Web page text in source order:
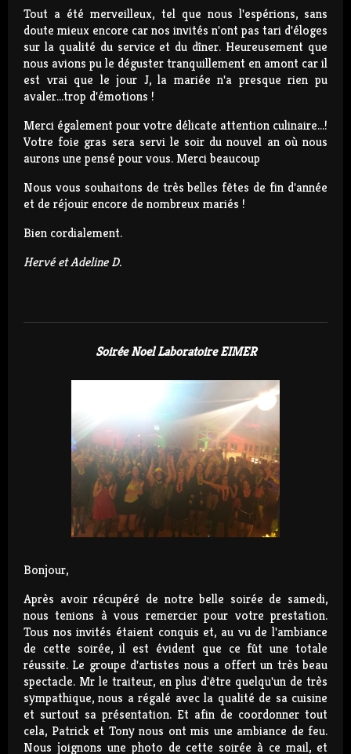
Tout a été merveilleux, tel que nous l'espérions, sans
doute mieux encore car nos invités n'ont pas tari d'éloges
sur la qualité du service et du dîner. Heureusement que
nous avions pu le déguster tranquillement en amont car il
est vrai que le jour J, la mariée n'a presque rien pu
avaler...trop d'émotions !
Merci également pour votre délicate attention culinaire...!
Votre foie gras sera servi le soir du nouvel an où nous
aurons une pensé pour vous. Merci beaucoup
Nous vous souhaitons de très belles fêtes de fin d'année
et de réjouir encore de nombreux mariés !
Bien cordialement.
Hervé et Adeline D.
Soirée Noel Laboratoire EIMER
Bonjour,
Après avoir récupéré de notre belle soirée de samedi,
nous tenions à vous remercier pour votre prestation.
Tous nos invités étaient conquis et, au vu de l'ambiance
de cette soirée, il est évident que ce fût une totale
réussite. Le groupe d'artistes nous a offert un très beau
spectacle. Mr le traiteur, en plus d'être quelqu'un de très
sympathique, nous a régalé avec la qualité de sa cuisine
et surtout sa présentation. Et afin de coordonner tout
cela, Patrick et Tony nous ont mis une ambiance de feu.
Nous joignons une photo de cette soirée à ce mail, et